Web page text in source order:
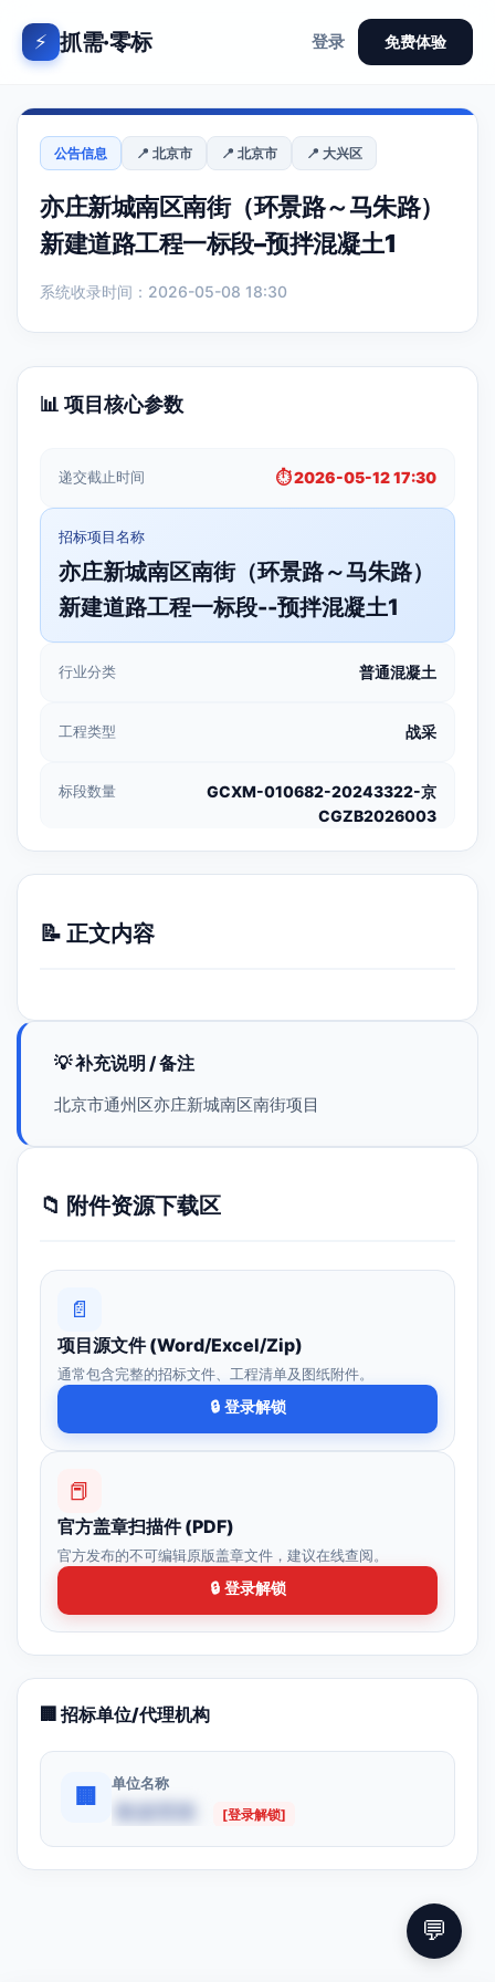
⚡ 抓需·零标 登录 免费体验
公告信息 📍 北京市 📍 北京市 📍 大兴区
亦庄新城南区南街（环景路～马朱路）
新建道路工程一标段–预拌混凝土1
系统收录时间：2026-05-08 18:30
📊 项目核心参数
递交截止时间 ⏱️ 2026-05-12 17:30
招标项目名称
亦庄新城南区南街（环景路～马朱路）
新建道路工程一标段--预拌混凝土1
行业分类 普通混凝土
工程类型 战采
标段数量
GCXM-010682-20243322-京
CGZB2026003
📝 正文内容
💡 补充说明 / 备注
北京市通州区亦庄新城南区南街项目
📁 附件资源下载区
📄
项目源文件 (Word/Excel/Zip)
通常包含完整的招标文件、工程清单及图纸附件。
🔒 登录解锁
📕
官方盖章扫描件 (PDF)
官方发布的不可编辑原版盖章文件，建议在线查阅。
🔒 登录解锁
🏢 招标单位/代理机构
🏢
单位名称
[登录解锁]
💬